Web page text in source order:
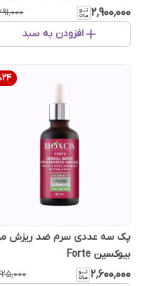
کره ای
۲٬۹۰۰٬۰۰۰
افزودن به سبد
24
پک سه عددی سرم ضد ریزش
بیوکسین Forte
۲٬۶۰۰٬۰۰۰